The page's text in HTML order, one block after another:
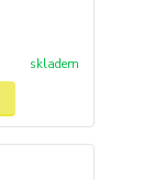
skladem